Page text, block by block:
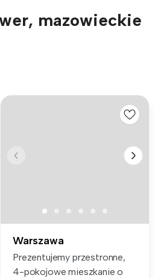
mazowieckie
Warszawa
Prezentujemy przestronne,
4-pokojowe mieszkanie o